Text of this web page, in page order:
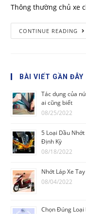
Thông thường chủ xe
CONTINUE READING
BÀI VIẾT GẦN ĐÂY
Tác dụng của
ai cũng biết
08/25/2022
5 Loại Dầu Nhớt
Định Kỳ
08/18/2022
Nhớt Láp Xe
08/04/2022
Chọn Đúng